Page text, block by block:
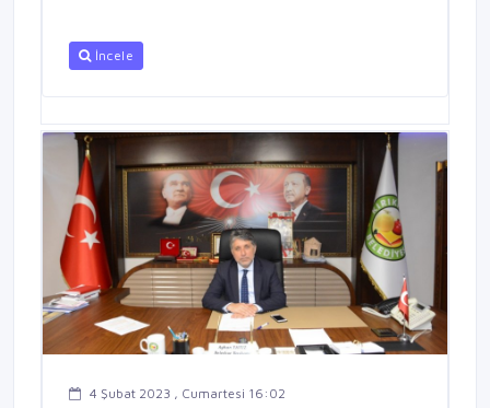
İncele
4 Şubat 2023 , Cumartesi 16:02